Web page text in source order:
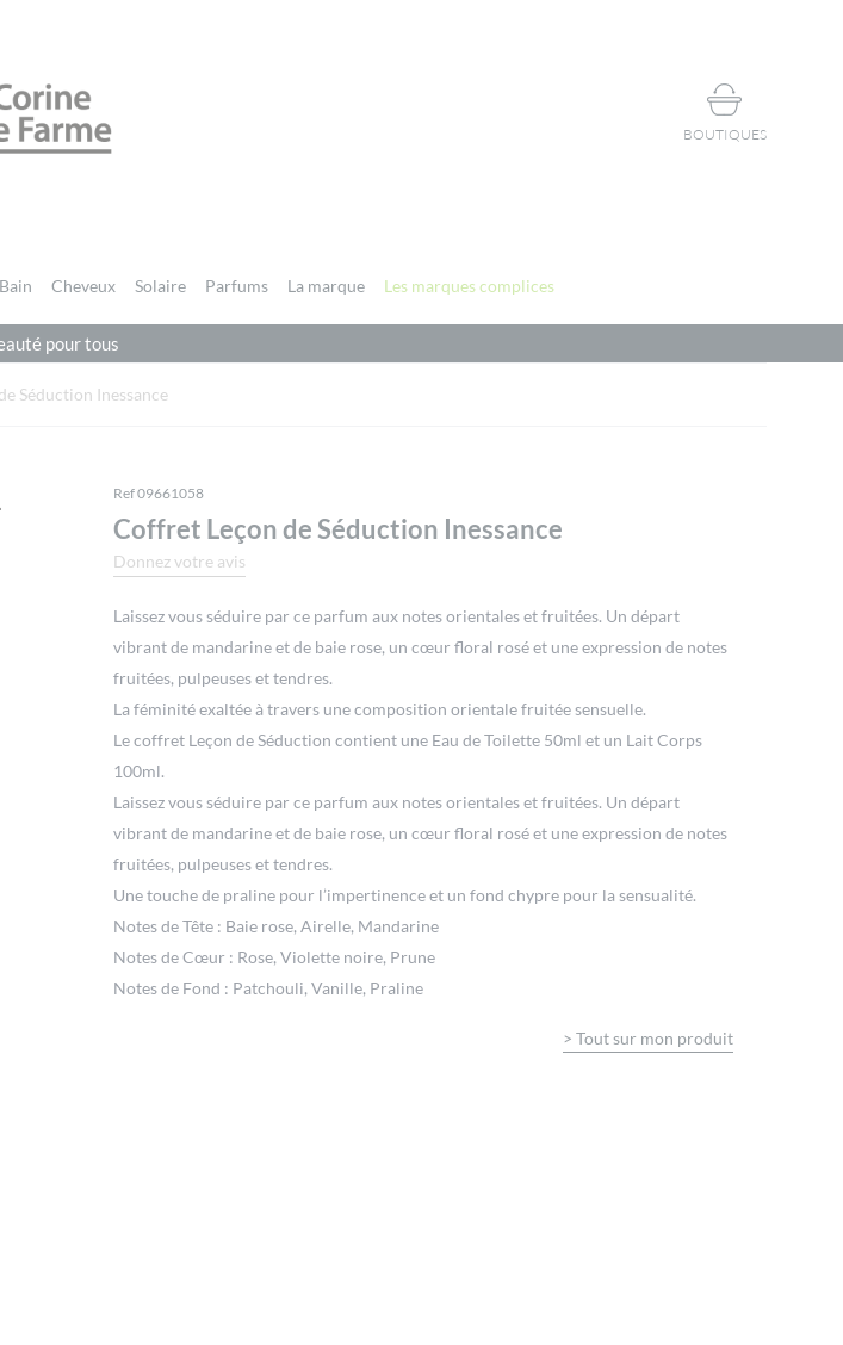
BOUTIQUES
Cheveux Solaire Parfums La marque Les marques complices
pour tous
Séduction Inessance
Ref 09661058
Coffret Leçon de Séduction Inessance
Donnez votre avis
Laissez vous séduire par ce parfum aux notes orientales et fruitées. Un départ
vibrant de mandarine et de baie rose, un cœur floral rosé et une expression de notes
fruitées, pulpeuses et tendres.
La féminité exaltée à travers une composition orientale fruitée sensuelle.
Le coffret Leçon de Séduction contient une Eau de Toilette 50ml et un Lait Corps
100ml.
Laissez vous séduire par ce parfum aux notes orientales et fruitées. Un départ
vibrant de mandarine et de baie rose, un cœur floral rosé et une expression de notes
fruitées, pulpeuses et tendres.
Une touche de praline pour l’impertinence et un fond chypre pour la sensualité.
Notes de Tête : Baie rose, Airelle, Mandarine
Notes de Cœur : Rose, Violette noire, Prune
Notes de Fond : Patchouli, Vanille, Praline
> Tout sur mon produit
pour publier un avis.